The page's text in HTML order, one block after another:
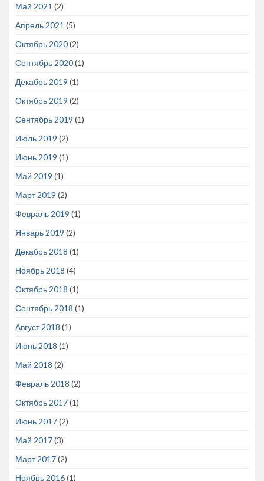
Май 2021 (2)
Апрель 2021 (5)
Октябрь 2020(2)
Сентябрь 2020(1)
Декабрь 2019 (1)
Октябрь 2019 (2)
Сентябрь 2019 (1)
Июль 2019 (2)
Июнь 2019 (1)
Май 2019 (1)
Март 2019 (2)
Февраль 2019 (1)
Январь 2019 (2)
Декабрь 2018 (1)
Ноябрь 2018 (4)
Октябрь 2018 (1)
Сентябрь 2018 (1)
Август 2018 (1)
Июнь 2018 (1)
Май 2018 (2)
Февраль 2018 (2)
Октябрь 2017(1)
Июнь 2017(2)
Май 2017(3)
Март 2017(2)
Ноябрь 2016(1)